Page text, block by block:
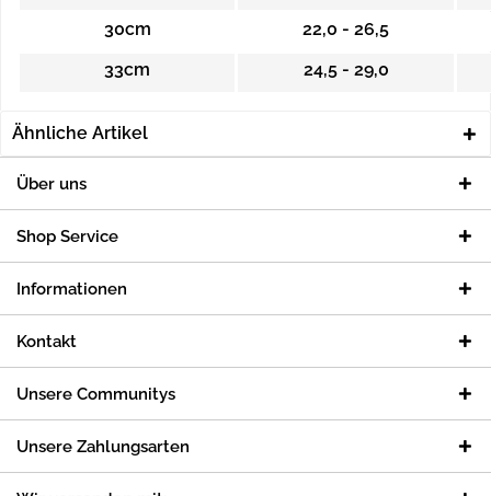
30cm
22,0 - 26,5
33cm
24,5 - 29,0
Ähnliche Artikel
Über uns
Shop Service
Informationen
Kontakt
Unsere Communitys
Unsere Zahlungsarten